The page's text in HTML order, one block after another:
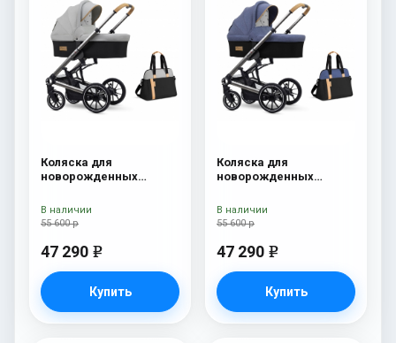
Коляска для
новорожденных
Grey
55 600 р
47 290 e
Купить
В наличии
Коляска для
новорожденных
Denim
55 600 р
47 290 e
Купить
В наличии